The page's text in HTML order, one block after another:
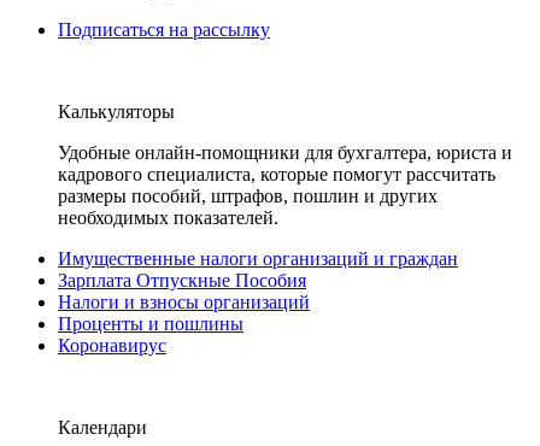
Подписаться на рассылку
Калькуляторы
Удобные онлайн-помощники для бухгалтера, юриста и
кадрового специалиста, которые помогут рассчитать
размеры пособий, штрафов, пошлин и других
необходимых показателей.
Имущественные налоги организаций и граждан
Зарплата Отпускные Пособия
Налоги и взносы организаций
Проценты и пошлины
Коронавирус
Календари